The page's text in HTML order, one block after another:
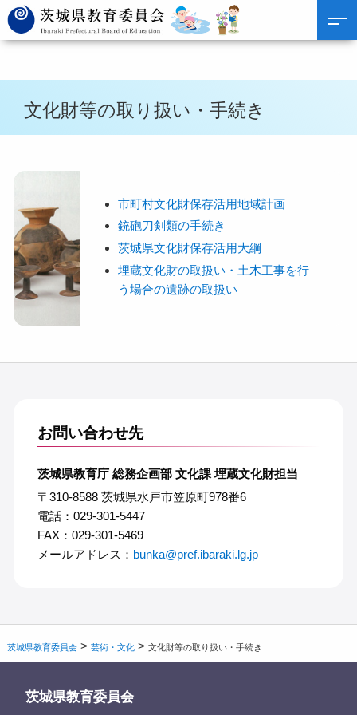
文化財等の取り扱い・手続き
市町村文化財保存活用地域計画
銃砲刀剣類の手続き
茨城県文化財保存活用大綱
埋蔵文化財の取扱い・土木工事を行
う場合の遺跡の取扱い
お問い合わせ先
茨城県教育庁 総務企画部 文化課 埋蔵文化財担当
〒310-8588 茨城県水戸市笠原町978番6
電話：029-301-5447
FAX：029-301-5469
メールアドレス： bunka@pref.ibaraki.lg.jp
茨城県教育委員会 >芸術・文化 >文化財等の取り扱い・手続き
茨城県教育委員会